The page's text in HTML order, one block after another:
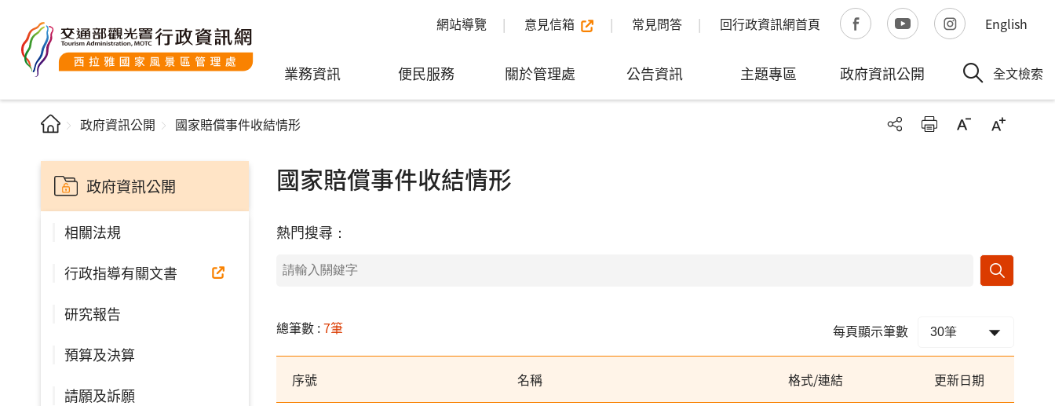
網站導覽 意見信箱 常見問答 回行政資訊網首頁 English
業務資訊 便民服務 關於管理處 公告資訊 主題專區 政府資訊公開 全文檢索
政府資訊公開 國家賠償事件收結情形
政府資訊公開
相關法規
行政指導有關文書
研究報告
預算及決算
請願及訴願
國家賠償事件收結情形
熱門搜尋：
總筆數 :7筆 每頁顯示筆數
序號 名稱 格式/連結 更新日期